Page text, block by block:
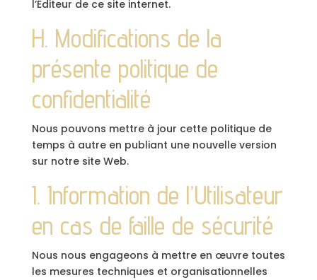
l’Éditeur de ce site internet.
H. Modifications de la
présente politique de
confidentialité
Nous pouvons mettre à jour cette politique de
temps à autre en publiant une nouvelle version
sur notre site Web.
I. Information de l’Utilisateur
en cas de faille de sécurité
Nous nous engageons à mettre en œuvre toutes
les mesures techniques et organisationnelles